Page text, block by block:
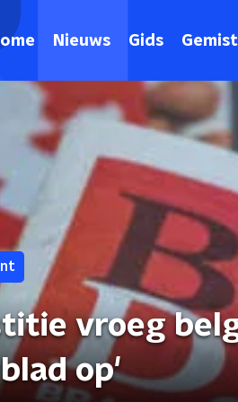
Nieuws Gids Gemist
vroeg
op'